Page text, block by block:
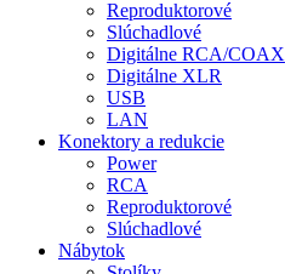
Reproduktorové
Slúchadlové
Digitálne RCA/COAX
Digitálne XLR
USB
LAN
Konektory a redukcie
Power
RCA
Reproduktorové
Slúchadlové
Nábytok